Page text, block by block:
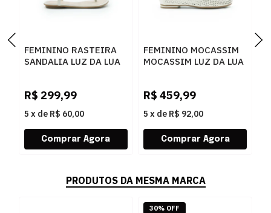
FEMININO RASTEIRA
SANDALIA LUZ DA LUA
R$ 299,99
5 x de R$ 60,00
FEMININO MOCASSIM
MOCASSIM LUZ DA LUA
R$ 459,99
5 x de R$ 92,00
PRODUTOS DA MESMA MARCA
30% OFF